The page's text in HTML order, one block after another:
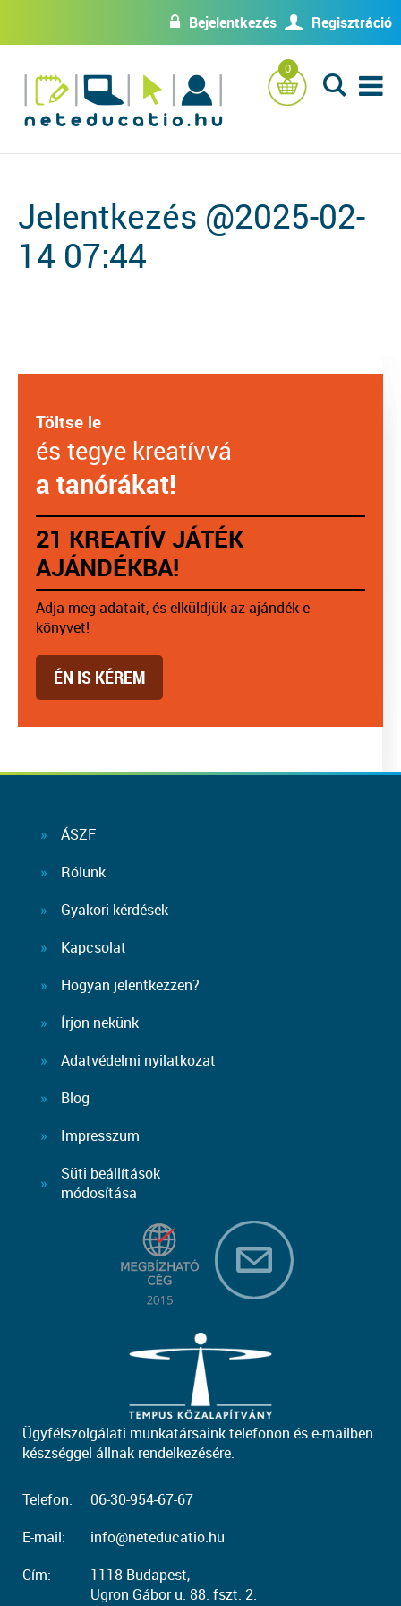
w Bejelentkezés U Regisztráció
0
L
Jelentkezés @2025-02-
14 07:44
Töltse le
és tegye kreatívvá
a tanórákat!
21 KREATÍV JÁTÉK
AJÁNDÉKBA!
Adja meg adatait, és elküldjük az ajándék e-
könyvet!
ÉN IS KÉREM
ÁSZF
Rólunk
Gyakori kérdések
Kapcsolat
Hogyan jelentkezzen?
Írjon nekünk
Adatvédelmi nyilatkozat
Blog
Impresszum
Süti beállítások
módosítása
Ügyfélszolgálati munkatársaink telefonon és e-mailben
készséggel állnak rendelkezésére.
Telefon:
06-30-954-67-67
E-mail:
info@neteducatio.hu
Cím:
1118 Budapest,
Ugron Gábor u. 88. fszt. 2.